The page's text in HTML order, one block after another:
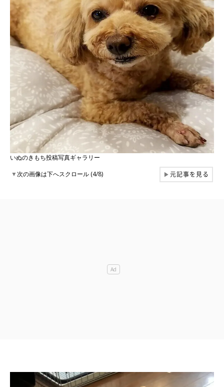
いぬのきもち投稿写真ギャラリー
▼次の画像は下へスクロール (4/8) ▶元記事を見る